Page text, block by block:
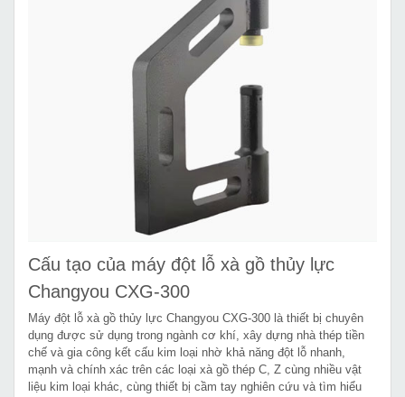
Cấu tạo của máy đột lỗ xà gồ thủy lực
Changyou CXG-300
Máy đột lỗ xà gồ thủy lực Changyou CXG-300 là thiết bị chuyên
dụng được sử dụng trong ngành cơ khí, xây dựng nhà thép tiền
chế và gia công kết cấu kim loại nhờ khả năng đột lỗ nhanh,
mạnh và chính xác trên các loại xà gồ thép C, Z cùng nhiều vật
liệu kim loại khác, cùng thiết bị cầm tay nghiên cứu và tìm hiểu